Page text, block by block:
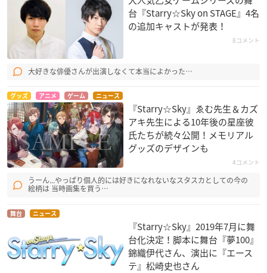
台『Starry☆Sky on STAGE』4名
の追加キャストが発表！
8コメント
大好きな俳優さんが出演しなくて本当によかった…
グッズ アニメ ゲーム ニュース
『Starry☆Sky』ゑむ先生＆カズ
アキ先生による10年後の星座彼
氏たちが続々公開！メモリアル
グッズのデザインも
4コメント
うーん...やっぱり個人的には好きになれないなスタスカとしての今の
絵柄は 当時画集を買う…
舞台 ニュース
『Starry☆Sky』2019年7月に舞
台化決定！脚本に舞台『夢100』
錦織伊代さん、演出に『エース
テ』松崎史也さん